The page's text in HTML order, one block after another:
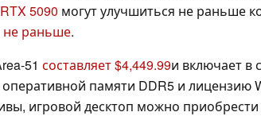
RTX 5090 могут улучшиться не раньше
не раньше.
51 составляет $4,449.99и включает в
оперативной памяти DDR5 и лицензию
игровой десктоп можно приобрести